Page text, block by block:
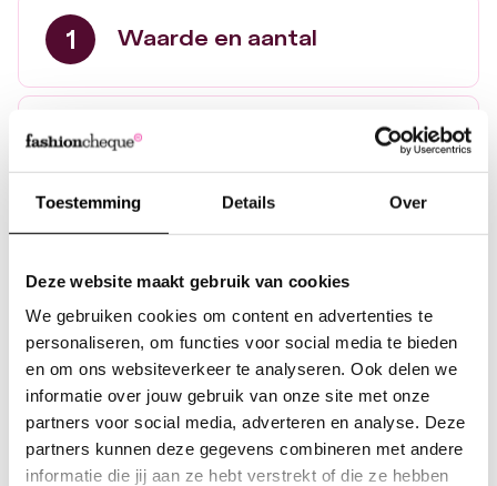
Toestemming Details Over
Deze website maakt gebruik van cookies
We gebruiken cookies om content en advertenties te
personaliseren, om functies voor social media te bieden
en om ons websiteverkeer te analyseren. Ook delen we
informatie over jouw gebruik van onze site met onze
partners voor social media, adverteren en analyse. Deze
partners kunnen deze gegevens combineren met andere
informatie die jij aan ze hebt verstrekt of die ze hebben
Waarde en aantal
35,-
100,-
Of kies een eigen bedrag:
Persoonlijk kaartje
Nog 160 karakters over
VERDER ZONDER PERSOONLIJK KAARTJE
6,50
Totaal